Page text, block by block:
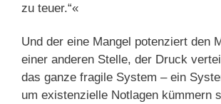
zu teuer.“«
Und der eine Mangel potenziert den
einer anderen Stelle, der Druck
das ganze fragile System – ein
um existenzielle Notlagen kümmern